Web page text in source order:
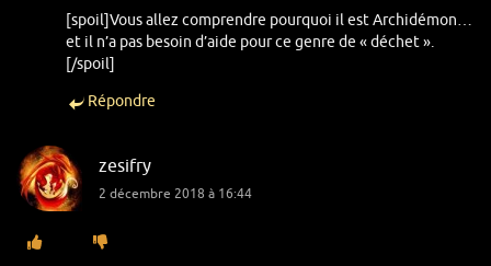
[spoil]Vous allez comprendre pourquoi il est Archidémon…
et il n’a pas besoin d’aide pour ce genre de « déchet ».
[/spoil]
Répondre
zesifry
2 décembre 2018 à 16:44